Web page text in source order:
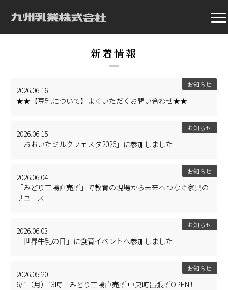
新着情報
お知らせ
2026.06.16
★★【豆乳について】よくいただくお問い合わせ★★
お知らせ
2026.06.15
「おおいたミルクフェスタ2026」に参加しました
お知らせ
2026.06.04
「みどり工場直売所」で教育の現場から未来へつなぐ家具の
リユース
お知らせ
2026.06.03
「世界牛乳の日」に食育イベントへ参加しました
お知らせ
2026.05.20
6/1（月）13時 みどり工場直売所 中央町出張所OPEN!!